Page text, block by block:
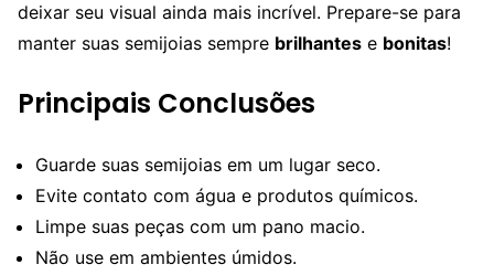
deixar seu visual ainda mais incrível. Prepare-se para
manter suas semijoias sempre brilhantes e bonitas!
Principais Conclusões
Guarde suas semijoias em um lugar seco.
Evite contato com água e produtos químicos.
Limpe suas peças com um pano macio.
Não use em ambientes úmidos.